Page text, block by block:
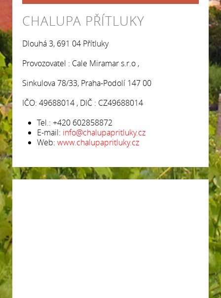
CHALUPA PŘÍTLUKY
Dlouhá 3, 691 04 Přítluky
Provozovatel : Cale Miramar s.r.o ,
Sinkulova 78/33, Praha-Podolí 147 00
IČO: 49688014 , DIČ : CZ49688014
Tel.: +420 602858872
E-mail: info@chalupapritluky.cz
Web: www.chalupapritluky.cz